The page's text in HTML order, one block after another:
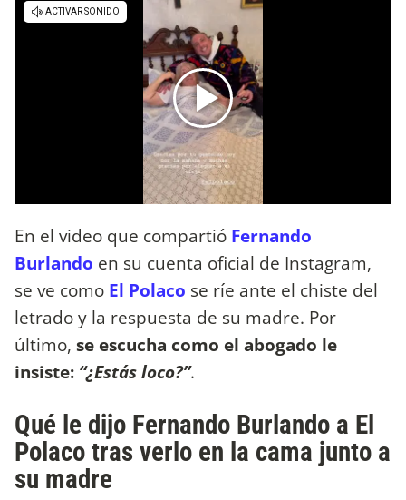
En el video que compartió Fernando
Burlando en su cuenta oficial de Instagram,
se ve como El Polaco se ríe ante el chiste del
letrado y la respuesta de su madre. Por
último, se escucha como el abogado le
insiste: “¿Estás loco?”.
Qué le dijo Fernando Burlando a El
Polaco tras verlo en la cama junto a
su madre